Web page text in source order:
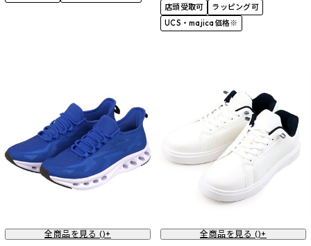
店頭受取可
ラッピング可
UCS・majica価格※
全商品を見る ()+
全商品を見る ()+